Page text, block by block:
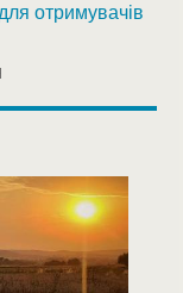
отримувачів